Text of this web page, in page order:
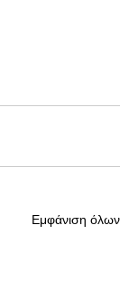
Εμφάνιση όλων